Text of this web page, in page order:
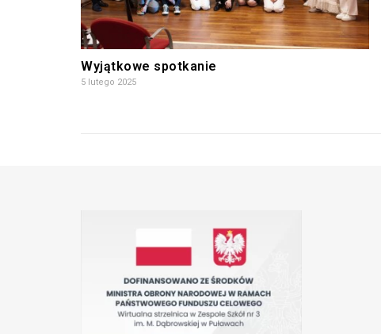
Wyjątkowe spotkanie
5 lutego 2025